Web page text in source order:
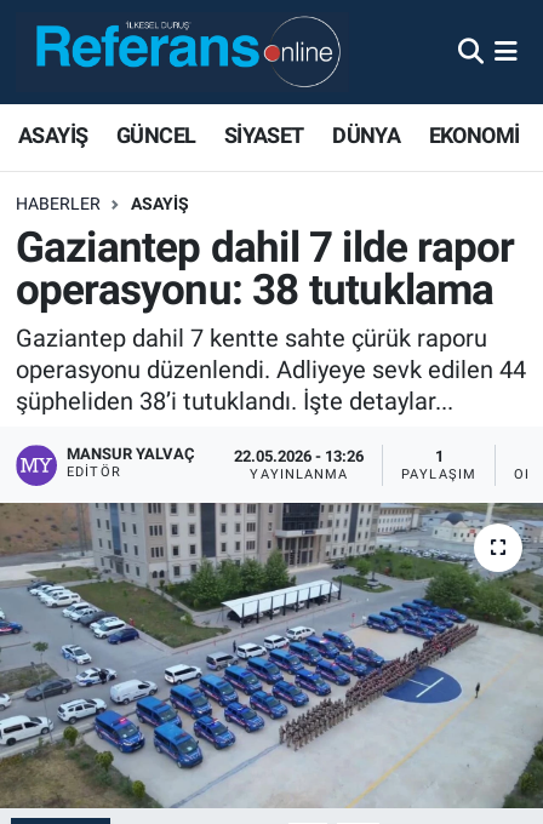
ASAYİŞ GÜNCEL SİYASET DÜNYA EKONOMİ
HABERLER ASAYİŞ
Gaziantep dahil 7 ilde rapor
operasyonu: 38 tutuklama
Gaziantep dahil 7 kentte sahte çürük raporu
operasyonu düzenlendi. Adliyeye sevk edilen 44
şüpheliden 38’i tutuklandı. İşte detaylar...
MANSUR YALVAÇ
EDITÖR
22.05.2026 - 13:26
YAYINLANMA
1
PAYLAŞIM